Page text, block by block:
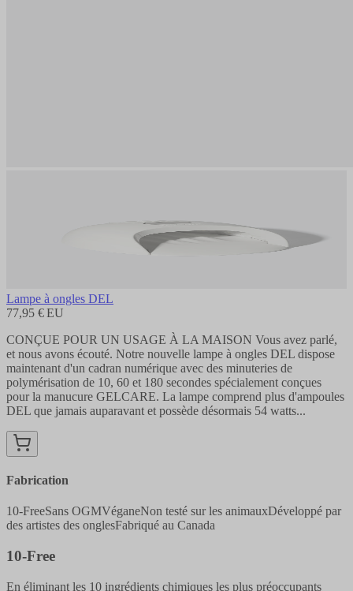
Lampe à ongles DEL
77,95 € EU
CONÇUE POUR UN USAGE À LA MAISON Vous avez parlé,
et nous avons écouté. Notre nouvelle lampe à ongles DEL dispose
maintenant d'un cadran numérique avec des minuteries de
polymérisation de 10, 60 et 180 secondes spécialement conçues
pour la manucure GELCARE. La lampe comprend plus d'ampoules
DEL que jamais auparavant et possède désormais 54 watts...
Fabrication
10-FreeSans OGMVéganeNon testé sur les animauxDéveloppé par
des artistes des onglesFabriqué au Canada
10-Free
En éliminant les 10 ingrédients chimiques les plus préoccupants